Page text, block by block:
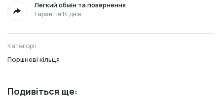
Легкий обмін та повернення
Гарантія 14 днів
Категорії
Поршневі кільця
Подивіться ще: